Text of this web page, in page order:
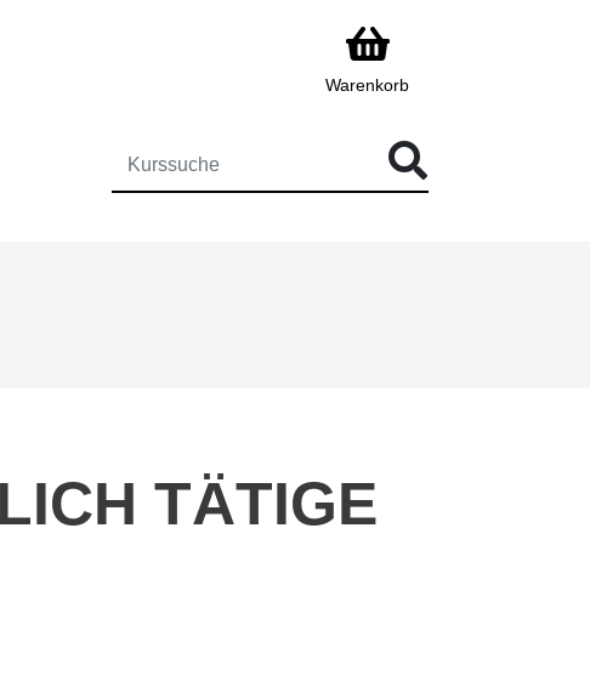
Warenkorb
TÄTIGE